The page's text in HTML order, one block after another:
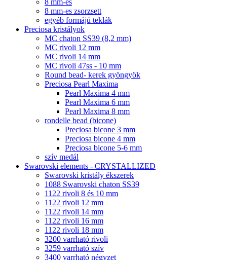
8 mm-es
8 mm-es zsorzsett
egyéb formájú teklák
Preciosa kristályok
MC chaton SS39 (8,2 mm)
MC rivoli 12 mm
MC rivoli 14 mm
MC rivoli 47ss - 10 mm
Round bead- kerek gyöngyök
Preciosa Pearl Maxima
Pearl Maxima 4 mm
Pearl Maxima 6 mm
Pearl Maxima 8 mm
rondelle bead (bicone)
Preciosa bicone 3 mm
Preciosa bicone 4 mm
Preciosa bicone 5-6 mm
szív medál
Swarovski elements - CRYSTALLIZED
Swarovski kristály ékszerek
1088 Swarovski chaton SS39
1122 rivoli 8 és 10 mm
1122 rivoli 12 mm
1122 rivoli 14 mm
1122 rivoli 16 mm
1122 rivoli 18 mm
3200 varrható rivoli
3259 varrható szív
3400 varrható négyzet